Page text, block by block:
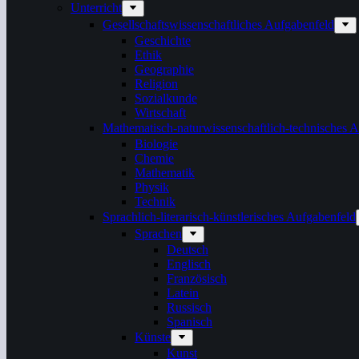
Unterricht
Gesellschaftswissenschaftliches Aufgabenfeld
Geschichte
Ethik
Geographie
Religion
Sozialkunde
Wirtschaft
Mathematisch-naturwissenschaftlich-technisches
Biologie
Chemie
Mathematik
Physik
Technik
Sprachlich-literarisch-künstlerisches Aufgabenfeld
Sprachen
Deutsch
Englisch
Französisch
Latein
Russisch
Spanisch
Künste
Kunst